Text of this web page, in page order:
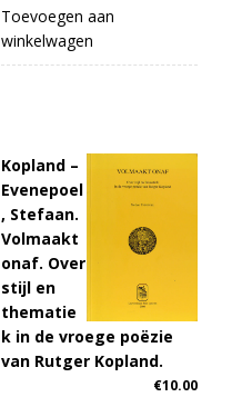
Toevoegen aan
winkelwagen
Kopland –
Evenepoel
, Stefaan.
Volmaakt
onaf. Over
stijl en
thematie
k in de vroege poëzie
van Rutger Kopland.
€10.00